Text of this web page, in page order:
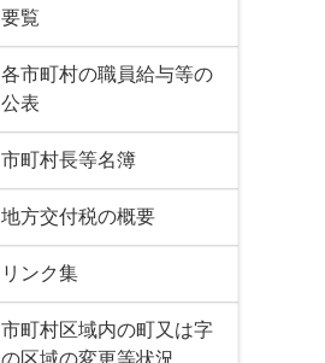
要覧
各市町村の職員給与等の
公表
市町村長等名簿
地方交付税の概要
リンク集
市町村区域内の町又は字
の区域の変更等状況